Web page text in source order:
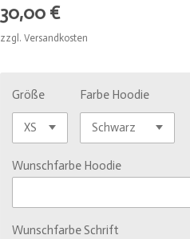
30,00 €
zzgl. Versandkosten
Größe Farbe Hoodie
Wunschfarbe Hoodie
Wunschfarbe Schrift